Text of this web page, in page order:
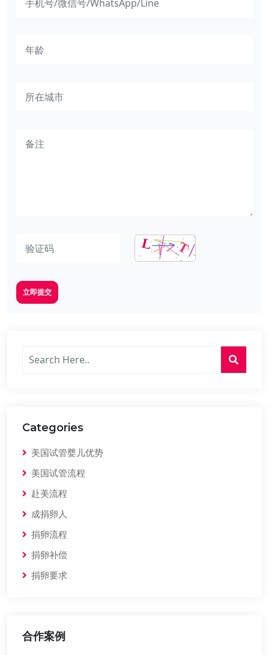
立即提交
Categories
美国试管婴儿优势
美国试管流程
赴美流程
成捐卵人
捐卵流程
捐卵补偿
捐卵要求
合作案例